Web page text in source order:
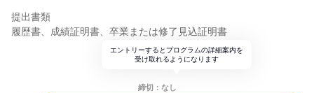
提出書類
履歴書、成績証明書、卒業または修了見込証明書
エントリーするとプログラムの詳細案内を
受け取れるようになります
締切：なし